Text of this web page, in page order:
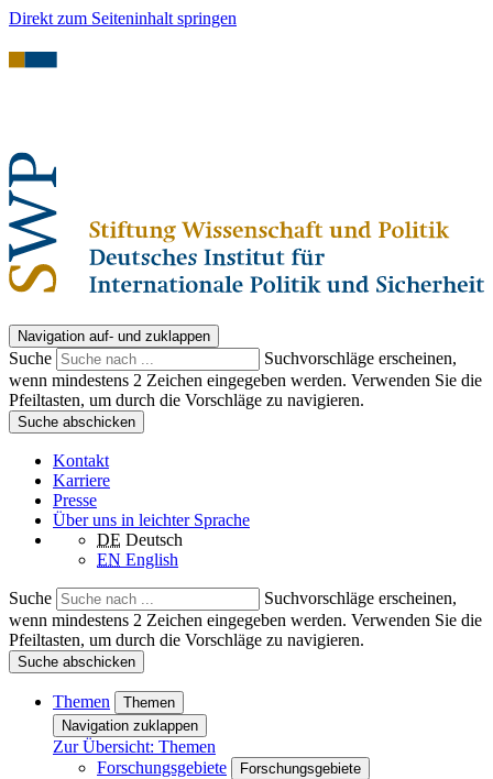
Direkt zum Seiteninhalt springen
Navigation auf- und zuklappen
Suche
Suchvorschläge erscheinen,
wenn mindestens 2 Zeichen eingegeben werden. Verwenden Sie die
Pfeiltasten, um durch die Vorschläge zu navigieren.
Suche abschicken
Kontakt
Karriere
Presse
Über uns in leichter Sprache
DE Deutsch
EN English
Suche
Suchvorschläge erscheinen,
wenn mindestens 2 Zeichen eingegeben werden. Verwenden Sie die
Pfeiltasten, um durch die Vorschläge zu navigieren.
Suche abschicken
Themen
Themen
Navigation zuklappen
Zur Übersicht: Themen
Forschungsgebiete
Forschungsgebiete